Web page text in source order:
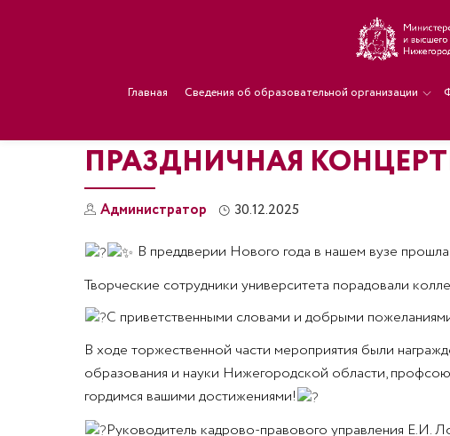
Главная Сведения об образовательной организации
ПРАЗДНИЧНАЯ
Администратор 30.12.2025
В преддверии Нового года в нашем вузе прошла
Творческие сотрудники университета порадовали
С приветственными словами и добрыми
В ходе торжественной части мероприятия были
образования и науки Нижегородской области,
гордимся вашими достижениями!
Руководитель кадрово-правового управления Е.И.